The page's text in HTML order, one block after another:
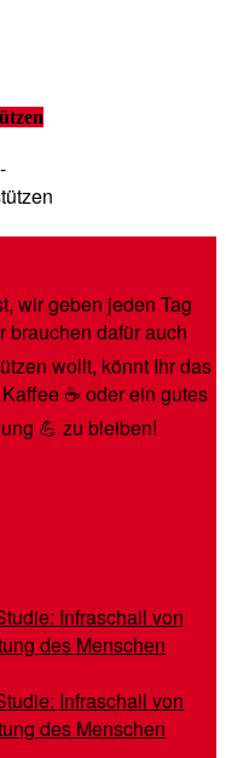
wir geben jeden Tag
brauchen dafür auch
wollt, könnt Ihr das
☕️ oder ein gutes
💪 zu bleiben!
Infraschall von
des Menschen
Infraschall von
des Menschen